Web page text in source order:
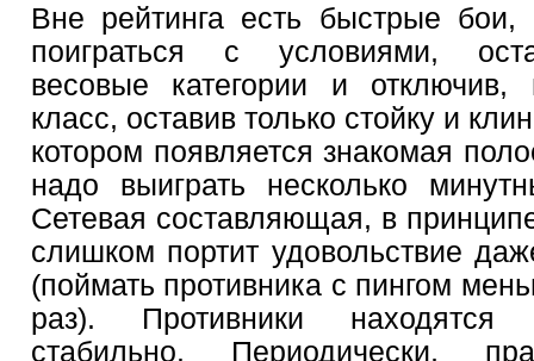
Вне рейтинга есть быстрые
поиграться с условиями,
весовые категории и отключив,
класс, оставив только стойку и
котором появляется знакомая
надо выиграть несколько
Сетевая составляющая, в
слишком портит удовольствие
(поймать противника с пингом
раз). Противники находятся
стабильно. Периодически,